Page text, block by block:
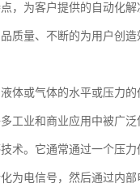
，为客户提供的自动化
质量、不断的为用户创
体或气体的水平或压力
工业和商业应用中被广
术。它通常通过一个压
为电信号，然后通过内